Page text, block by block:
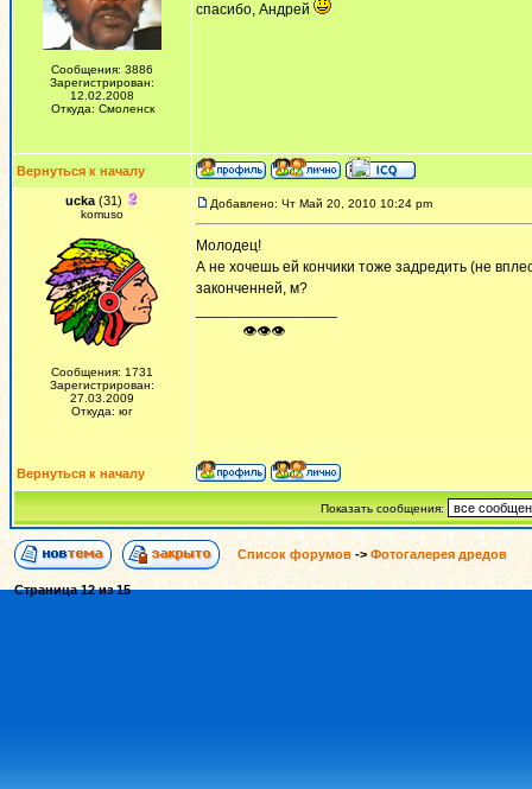
Сообщения: 3886
Зарегистрирован:
12.02.2008
Откуда: Смоленск
спасибо, Андрей
Вернуться к началу
ucka (31)
komuso
Сообщения: 1731
Зарегистрирован:
27.03.2009
Откуда: юг
Добавлено: Чт Май 20, 2010 10:24 pm
Молодец!
А не хочешь ей кончики тоже задредить (не
законченней, м?
ᅠ ᅠ ᅠ👁👁👁
Вернуться к началу
Показать сообщения:
Список форумов-> Фотогалерея дредов
Страница12из15